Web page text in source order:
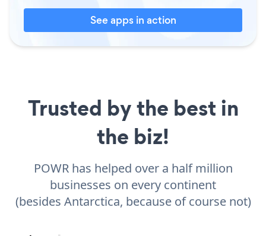
See apps in action
Trusted by the best in
the biz!
POWR has helped over a half million
businesses on every continent
(besides Antarctica, because of course not)